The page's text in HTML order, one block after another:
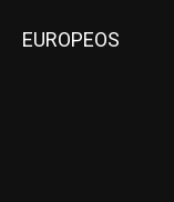
EUROPEOS